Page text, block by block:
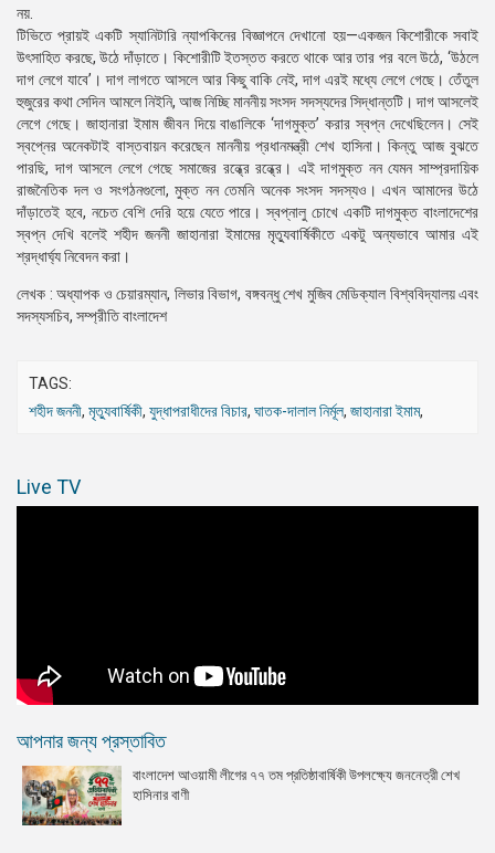
নয়.
টিভিতে প্রায়ই একটি স্যানিটারি ন্যাপকিনের বিজ্ঞাপনে দেখানো হয়—একজন কিশোরীকে সবাই
উৎসাহিত করছে, উঠে দাঁড়াতে। কিশোরীটি ইতস্তত করতে থাকে আর তার পর বলে উঠে, ‘উঠলে
দাগ লেগে যাবে’। দাগ লাগতে আসলে আর কিছু বাকি নেই, দাগ এরই মধ্যে লেগে গেছে। তেঁতুল
হুজুরের কথা সেদিন আমলে নিইনি, আজ নিচ্ছি মাননীয় সংসদ সদস্যদের সিদ্ধান্তটি। দাগ আসলেই
লেগে গেছে। জাহানারা ইমাম জীবন দিয়ে বাঙালিকে ‘দাগমুক্ত’ করার স্বপ্ন দেখেছিলেন। সেই
স্বপ্নের অনেকটাই বাস্তবায়ন করেছেন মাননীয় প্রধানমন্ত্রী শেখ হাসিনা। কিন্তু আজ বুঝতে
পারছি, দাগ আসলে লেগে গেছে সমাজের রন্ধ্রে রন্ধ্রে। এই দাগমুক্ত নন যেমন সাম্প্রদায়িক
রাজনৈতিক দল ও সংগঠনগুলো, মুক্ত নন তেমনি অনেক সংসদ সদস্যও। এখন আমাদের উঠে
দাঁড়াতেই হবে, নচেত বেশি দেরি হয়ে যেতে পারে। স্বপ্নালু চোখে একটি দাগমুক্ত বাংলাদেশের
স্বপ্ন দেখি বলেই শহীদ জননী জাহানারা ইমামের মৃত্যুবার্ষিকীতে একটু অন্যভাবে আমার এই
শ্রদ্ধার্ঘ্য নিবেদন করা।
লেখক : অধ্যাপক ও চেয়ারম্যান, লিভার বিভাগ, বঙ্গবন্ধু শেখ মুজিব মেডিক্যাল বিশ্ববিদ্যালয় এবং
সদস্যসচিব, সম্প্রীতি বাংলাদেশ
TAGS:
শহীদ জননী, মৃত্যুবার্ষিকী, যুদ্ধাপরাধীদের বিচার, ঘাতক-দালাল নির্মূল, জাহানারা ইমাম,
Live TV
আপনার জন্য প্রস্তাবিত
বাংলাদেশ আওয়ামী লীগের ৭৭ তম প্রতিষ্ঠাবার্ষিকী উপলক্ষ্যে জননেত্রী শেখ
হাসিনার বাণী